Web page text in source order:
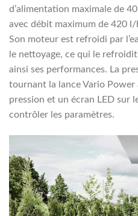
d’alimentation maximale de
avec débit maximum de 420
Son moteur est refroidi par
le nettoyage, ce qui le
ainsi ses performances. La
tournant la lance Vario
pression et un écran LED sur
contrôler les paramètres.